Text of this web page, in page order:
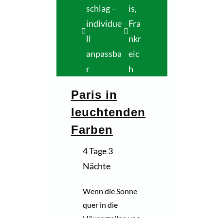
schlag –
individue
ll
anpassba
r
is,
Fra
nkr
eic
h
Paris in
leuchtenden
Farben
4 Tage 3
Nächte
Wenn die Sonne
quer in die